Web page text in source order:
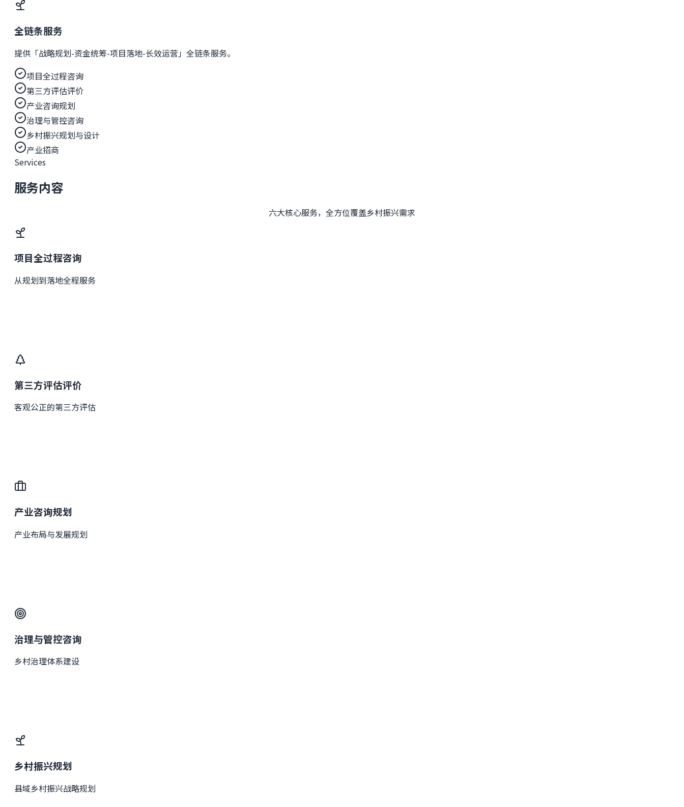
全链条服务
提供「战略规划-资金统筹-项目落地-长效运营」全链条服务。
项目全过程咨询
第三方评估评价
产业咨询规划
治理与管控咨询
乡村振兴规划与设计
产业招商
Services
服务内容
六大核心服务，全方位覆盖乡村振兴需求
项目全过程咨询
从规划到落地全程服务
第三方评估评价
客观公正的第三方评估
产业咨询规划
产业布局与发展规划
治理与管控咨询
乡村治理体系建设
乡村振兴规划
县域乡村振兴战略规划